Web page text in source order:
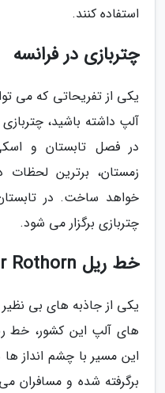
استفاده کنند.
چتربازی در فرانسه
یکی از تفریحاتی که می
آلپ داشته باشید،
در فصل تابستان و
زمستان، برترین لحظات
خواهد ساخت. در
چتربازی برگزار می شود.
خط ریل Brinzer Rothorn در سوئیس
یکی از جاذبه های بی
این مسیر با چشم انداز
برگرفته شده و مسافران